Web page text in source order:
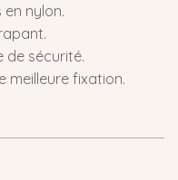
nylon.
de sécurité.
meilleure fixation.